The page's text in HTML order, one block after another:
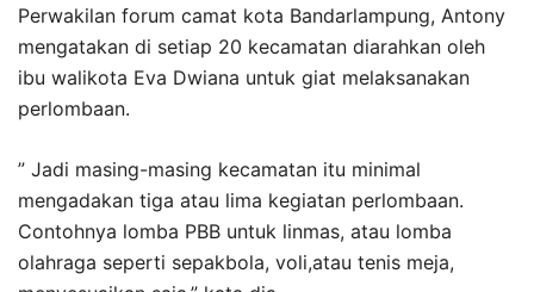
Perwakilan forum camat kota Bandarlampung, Antony
mengatakan di setiap 20 kecamatan diarahkan oleh
ibu walikota Eva Dwiana untuk giat melaksanakan
perlombaan.
” Jadi masing-masing kecamatan itu minimal
mengadakan tiga atau lima kegiatan perlombaan.
Contohnya lomba PBB untuk linmas, atau lomba
olahraga seperti sepakbola, voli,atau tenis meja,